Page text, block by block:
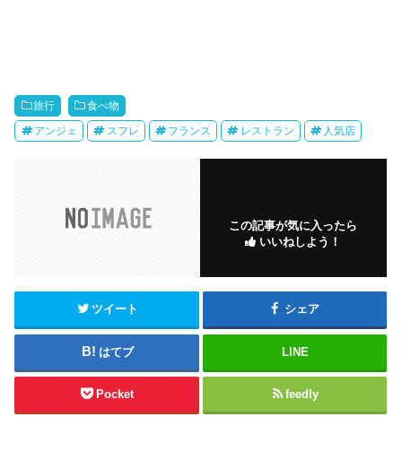
旅行 食べ物
アンジェ スフレ フランス レストラン 人気店
この記事が気に入ったら
いいねしよう！
ツイート シェア
はてブ LINE
Pocket feedly